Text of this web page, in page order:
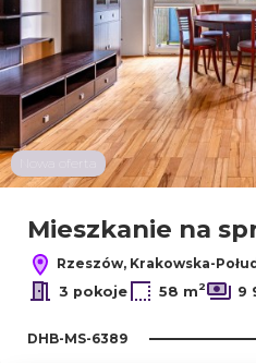
Mieszkanie na
Rzeszów, Krakowska-
3 pokoje
58 m2 9
DHB-MS-6389